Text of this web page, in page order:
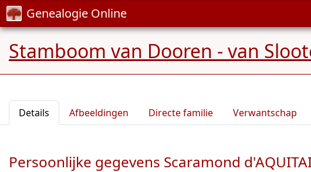
Genealogie Online
Stamboom van Dooren - van
Details Afbeeldingen Directe familie Verwantschap
Persoonlijke gegevens Scaramond